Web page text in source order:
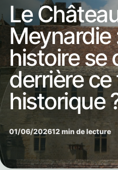
Le
Meynardie
histoire se
derrière
historique
01/06/202612 min de lecture